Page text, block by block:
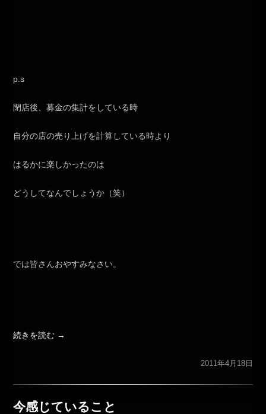
p.s
閉店後、募金の集計をしている時
自分の店の売り上げを計算している時より
はるかに楽しかったのは
どうしてなんでしょうか（笑）
では皆さんおやすみなさい。
続きを読む →
2011年4月18日
今感じていること